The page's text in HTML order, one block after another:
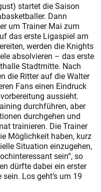
startet die Saison
Dann
um Trainer Mai zum
das erste Ligaspiel am
werden die Knights
absolvieren – das erste
Stadtmitte. Nach
die Ritter auf die Walter
Fans einen Eindruck
aussieht.
durchführen, aber
durchgehen und
trainieren. Die Trainer
Möglichkeit haben, kurz
Situation einzugehen,
sein“, so
dürfte dabei ein erster
Los geht’s um 19